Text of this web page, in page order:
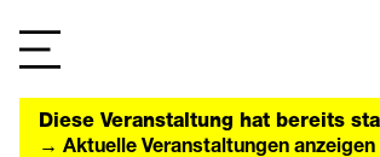
Diese Veranstaltung hat bereits
→ Aktuelle Veranstaltungen anzeigen